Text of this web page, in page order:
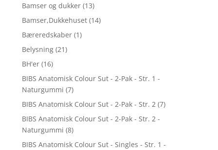
Bamser og dukker (13)
Bamser,Dukkehuset (14)
Bæreredskaber (1)
Belysning (21)
BH'er (16)
BIBS Anatomisk Colour Sut - 2-Pak - Str. 1 -
Naturgummi (7)
BIBS Anatomisk Colour Sut - 2-Pak - Str. 2 (7)
BIBS Anatomisk Colour Sut - 2-Pak - Str. 2 -
Naturgummi (8)
BIBS Anatomisk Colour Sut - Singles - Str. 1 -